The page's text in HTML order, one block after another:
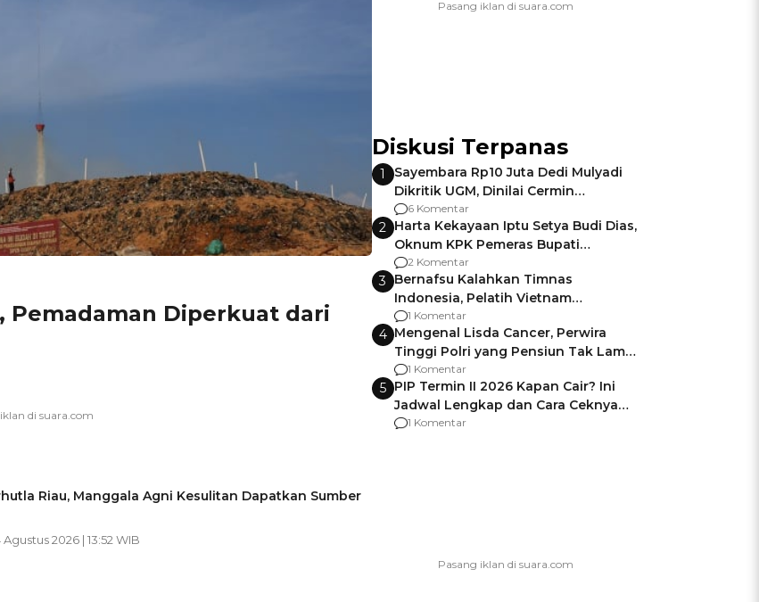
Pemadaman Diperkuat dari
Riau, Manggala Agni Kesulitan Dapatkan Sumber
2026 | 13:52 WIB
Diskusi Terpanas
1
Sayembara Rp10 Juta Dedi Mulyadi
Dikritik UGM, Dinilai Cermin
Gagalnya Negara Jamin Keamanan
6 Komentar
2 Harta Kekayaan Iptu Setya Budi Dias,
Oknum KPK Pemeras Bupati
Pemalang
2 Komentar
3 Bernafsu Kalahkan Timnas
Indonesia, Pelatih Vietnam
Berencana Pakai Jimat di Pakansari
1 Komentar
4 Mengenal Lisda Cancer, Perwira
Tinggi Polri yang Pensiun Tak Lama
Usai Jadi Brigjen
1 Komentar
5 PIP Termin II 2026 Kapan Cair? Ini
Jadwal Lengkap dan Cara Ceknya
agar Dana Tidak Hangus!
1 Komentar